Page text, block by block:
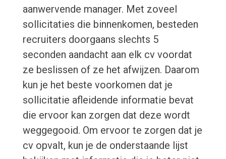
aanwervende manager. Met zoveel
sollicitaties die binnenkomen, besteden
recruiters doorgaans slechts 5
seconden aandacht aan elk cv voordat
ze beslissen of ze het afwijzen. Daarom
kun je het beste voorkomen dat je
sollicitatie afleidende informatie bevat
die ervoor kan zorgen dat deze wordt
weggegooid. Om ervoor te zorgen dat je
cv opvalt, kun je de onderstaande lijst